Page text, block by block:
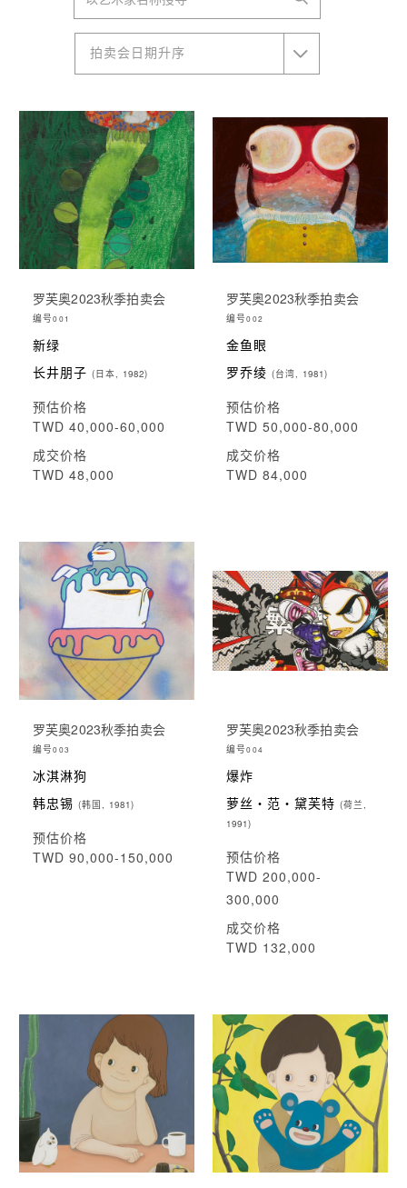
拍卖会日期升序
罗芙奥2023秋季拍卖会
编号001
新绿
长井朋子 (日本, 1982)
预估价格
TWD 40,000-60,000
成交价格
TWD 48,000
罗芙奥2023秋季拍卖会
编号002
金鱼眼
罗乔绫 (台湾, 1981)
预估价格
TWD 50,000-80,000
成交价格
TWD 84,000
罗芙奥2023秋季拍卖会
编号003
冰淇淋狗
韩忠锡 (韩国, 1981)
预估价格
TWD 90,000-150,000
罗芙奥2023秋季拍卖会
编号004
爆炸
萝丝・范・黛芙特 (荷兰,
1991)
预估价格
TWD 200,000-
300,000
成交价格
TWD 132,000